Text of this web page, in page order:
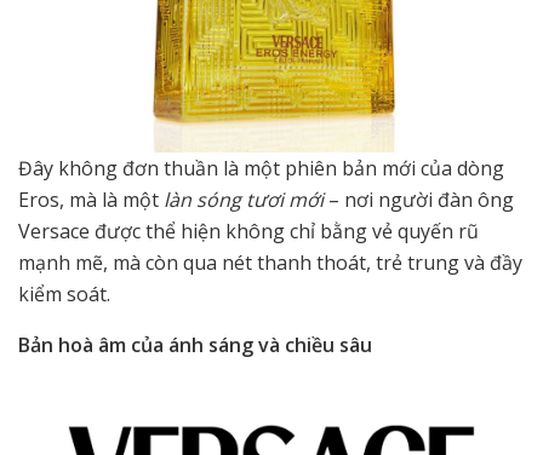
Đây không đơn thuần là một phiên bản mới của dòng
Eros, mà là một làn sóng tươi mới– nơi người đàn ông
Versace được thể hiện không chỉ bằng vẻ quyến rũ
mạnh mẽ, mà còn qua nét thanh thoát, trẻ trung và đầy
kiểm soát.
Bản hoà âm của ánh sáng và chiều sâu